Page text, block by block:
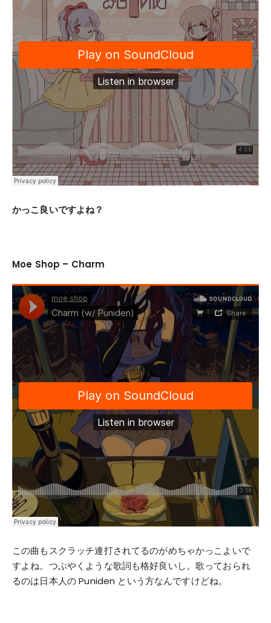
かっこ良いですよね？
Moe Shop – Charm
この曲もスクラッチ連打されてるのがめちゃかっこよいで
すよね。つぶやくような歌詞も格好良いし。歌っておられ
るのは日本人の Puniden という方なんですけどね。